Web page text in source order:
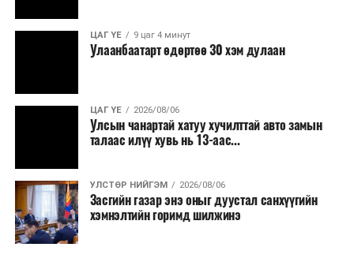
ЦАГ ҮЕ 9 цаг 4 минут
Улаанбаатарт өдөртөө 30 хэм дулаан
ЦАГ ҮЕ 2026/08/06
Улсын чанартай хатуу хучилттай авто замын
талаас илүү хувь нь 13-аас...
УЛСТӨР НИЙГЭМ 2026/08/06
Засгийн газар энэ оныг дуустал санхүүгийн
хэмнэлтийн горимд шилжинэ